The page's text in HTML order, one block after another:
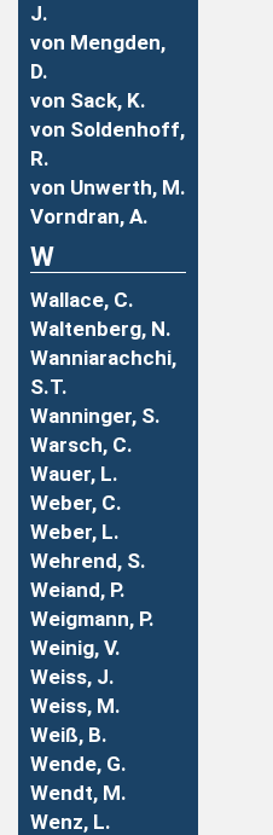
J.
von Mengden,
D.
von Sack, K.
von Soldenhoff,
R.
von Unwerth, M.
Vorndran, A.
W
Wallace, C.
Waltenberg, N.
Wanniarachchi,
S.T.
Wanninger, S.
Warsch, C.
Wauer, L.
Weber, C.
Weber, L.
Wehrend, S.
Weiand, P.
Weigmann, P.
Weinig, V.
Weiss, J.
Weiss, M.
Weiß, B.
Wende, G.
Wendt, M.
Wenz, L.